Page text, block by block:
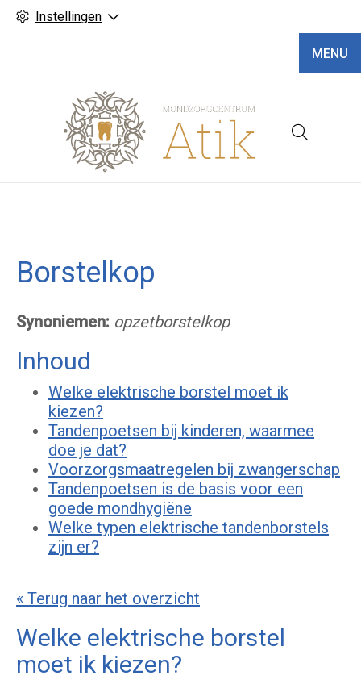
Instellingen
MENU
Borstelkop
Synoniemen: opzetborstelkop
Inhoud
Welke elektrische borstel moet ik
kiezen?
Tandenpoetsen bij kinderen, waarmee
doe je dat?
Voorzorgsmaatregelen bij zwangerschap
Tandenpoetsen is de basis voor een
goede mondhygiëne
Welke typen elektrische tandenborstels
zijn er?
« Terug naar het overzicht
Welke elektrische borstel
moet ik kiezen?